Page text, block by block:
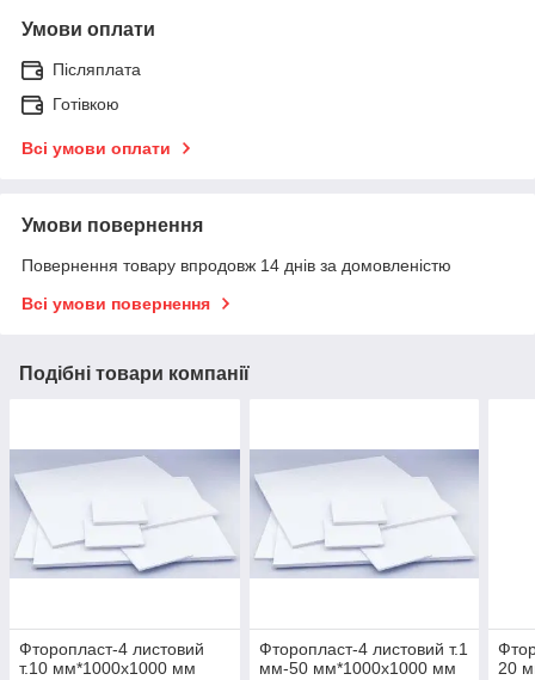
Умови оплати
Післяплата
Готівкою
Всі умови оплати
Умови повернення
Повернення товару впродовж 14 днів за домовленістю
Всі умови повернення
Подібні товари компанії
Фторопласт-4 листовий
т.10 мм*1000х1000 мм
Фторопласт-4 листовий т.1
мм-50 мм*1000х1000 мм
20